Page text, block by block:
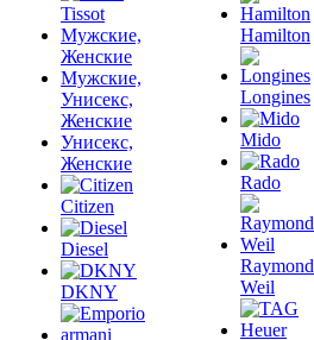
Tissot
Мужские,
Женские
Мужские,
Унисекс,
Женские
Унисекс,
Женские
Citizen
Diesel
DKNY
Hamilton
Longines
Mido
Rado
Raymond
Weil